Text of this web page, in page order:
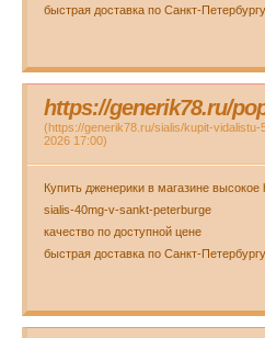
быстрая доставка по Санкт-
https://generik78.ru/
(https://generik78.ru/sialis/kupit-
2026 17:00)
Купить дженерики в магазине
sialis-40mg-v-sankt-peterburge
качество по доступной цене
быстрая доставка по Санкт-